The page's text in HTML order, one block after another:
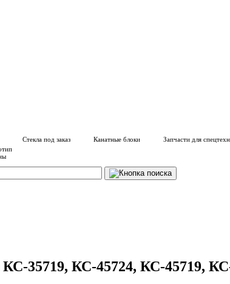
Стекла под заказ Канатные блоки Запчасти для
35719, КС-45724, КС-45719,